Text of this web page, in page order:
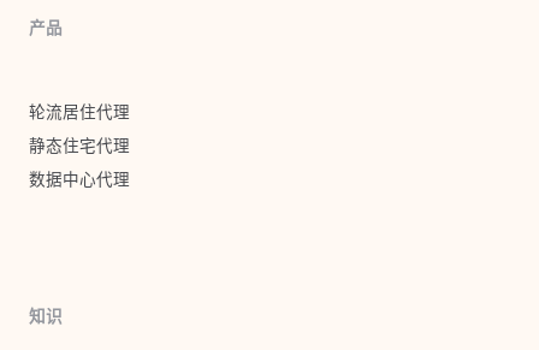
产品
轮流居住代理
静态住宅代理
数据中心代理
知识